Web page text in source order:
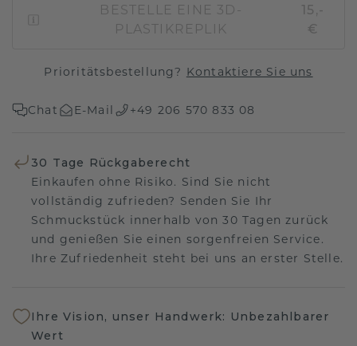
BESTELLE EINE 3D-
PLASTIKREPLIK
15,-
€
Prioritätsbestellung? Kontaktiere Sie uns
Chat E-Mail +49 206 570 833 08
30 Tage Rückgaberecht
Einkaufen ohne Risiko. Sind Sie nicht
vollständig zufrieden? Senden Sie Ihr
Schmuckstück innerhalb von 30 Tagen zurück
und genießen Sie einen sorgenfreien Service.
Ihre Zufriedenheit steht bei uns an erster Stelle.
Ihre Vision, unser Handwerk: Unbezahlbarer
Wert